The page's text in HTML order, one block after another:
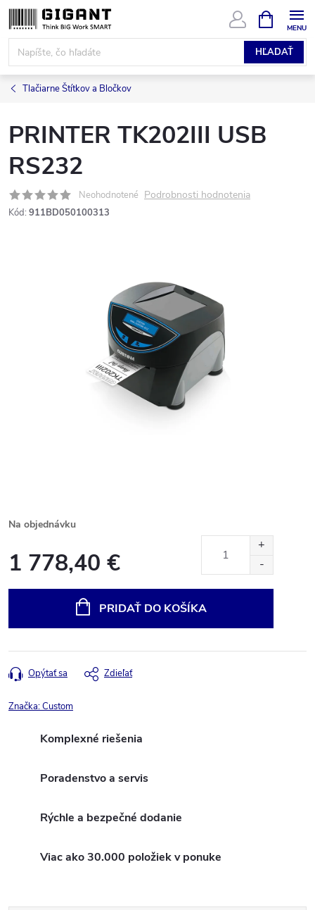
Prejsť
na
obsah
HĽADAŤ
KOŠÍK
Tlačiarne Štítkov a Bločkov
PRINTER TK202III USB
RS232
Neohodnotené Podrobnosti hodnotenia
Kód: 911BD050100313
Na objednávku
1 778,40 €
PRIDAŤ DO KOŠÍKA
Opýtať sa Zdieľať
Značka:Custom
Komplexné riešenia
Poradenstvo a servis
Rýchle a bezpečné dodanie
Viac ako 30.000 položiek v ponuke